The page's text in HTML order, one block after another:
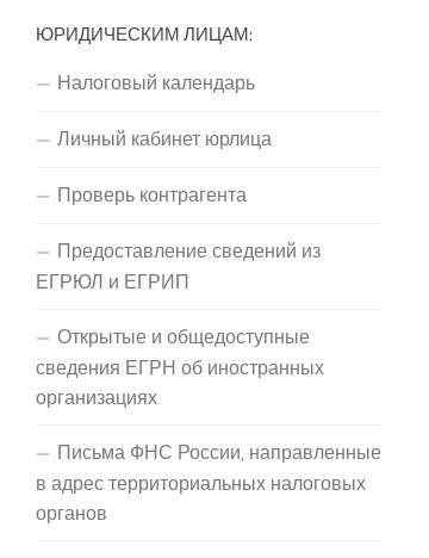
ЮРИДИЧЕСКИМ ЛИЦАМ:
Налоговый календарь
Личный кабинет юрлица
Проверь контрагента
Предоставление сведений из
ЕГРЮЛ и ЕГРИП
Открытые и общедоступные
сведения ЕГРН об иностранных
организациях
Письма ФНС России, направленные
в адрес территориальных налоговых
органов